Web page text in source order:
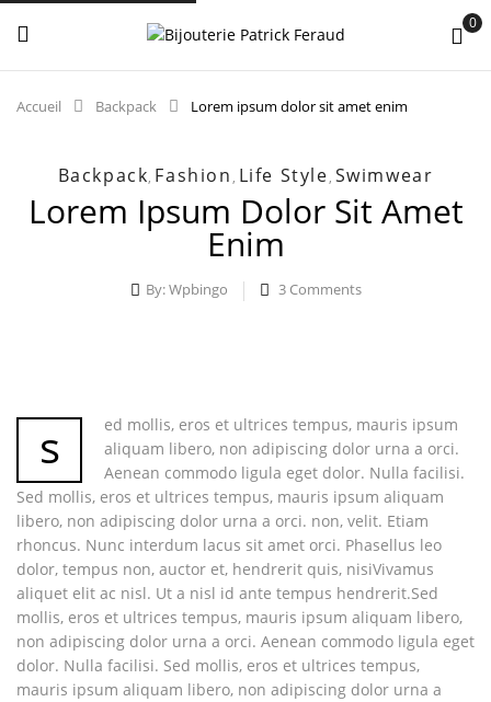
0
Accueil Backpack Lorem ipsum dolor sit amet enim
Backpack, Fashion , Life Style, Swimwear
Lorem Ipsum Dolor Sit Amet
Enim
By:Wpbingo 3Comments
s
ed mollis, eros et ultrices tempus, mauris ipsum
aliquam libero, non adipiscing dolor urna a orci.
Aenean commodo ligula eget dolor. Nulla facilisi.
Sed mollis, eros et ultrices tempus, mauris ipsum aliquam
libero, non adipiscing dolor urna a orci. non, velit. Etiam
rhoncus. Nunc interdum lacus sit amet orci. Phasellus leo
dolor, tempus non, auctor et, hendrerit quis, nisiVivamus
aliquet elit ac nisl. Ut a nisl id ante tempus hendrerit.Sed
mollis, eros et ultrices tempus, mauris ipsum aliquam libero,
non adipiscing dolor urna a orci. Aenean commodo ligula eget
dolor. Nulla facilisi. Sed mollis, eros et ultrices tempus,
mauris ipsum aliquam libero, non adipiscing dolor urna a